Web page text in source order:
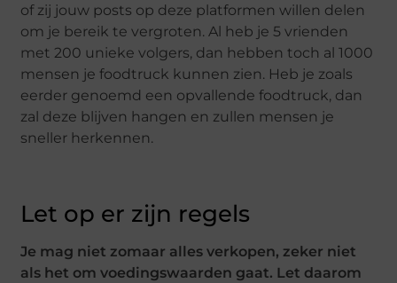
of zij jouw posts op deze platformen willen delen
om je bereik te vergroten. Al heb je 5 vrienden
met 200 unieke volgers, dan hebben toch al 1000
mensen je foodtruck kunnen zien. Heb je zoals
eerder genoemd een opvallende foodtruck, dan
zal deze blijven hangen en zullen mensen je
sneller herkennen.
Let op er zijn regels
Je mag niet zomaar alles verkopen, zeker niet
als het om voedingswaarden gaat. Let daarom